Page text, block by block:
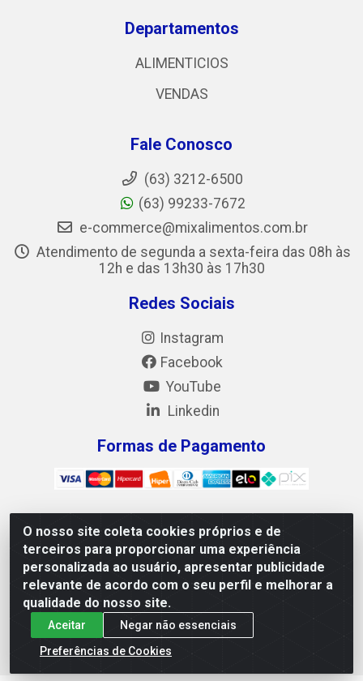
O nosso site coleta cookies próprios e de
terceiros para proporcionar uma experiência
personalizada ao usuário, apresentar publicidade
relevante de acordo com o seu perfil e melhorar a
qualidade do nosso site.
Aceitar
Negar não essenciais
Preferências de Cookies
Departamentos
ALIMENTICIOS
VENDAS
Fale Conosco
(63) 3212-6500
(63) 99233-7672
e-commerce@mixalimentos.com.br
Atendimento de segunda a sexta-feira das 08h às
12h e das 13h30 às 17h30
Redes Sociais
Instagram
Facebook
YouTube
Linkedin
Formas de Pagamento
Mix Alimentos LTDA - Quadra Asr Ne 55 (412 Norte), Alameda
02, S/N - Plano Diretor Norte, Palmas/TO - CEP 77.006-540 -
CNPJ 05.922.500/0001-02